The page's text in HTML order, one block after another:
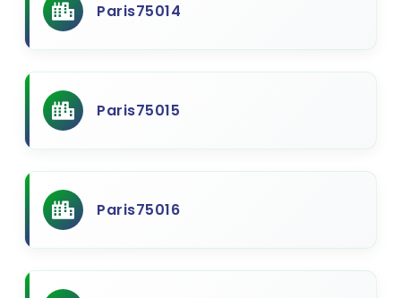
Paris75014
Paris75015
Paris75016